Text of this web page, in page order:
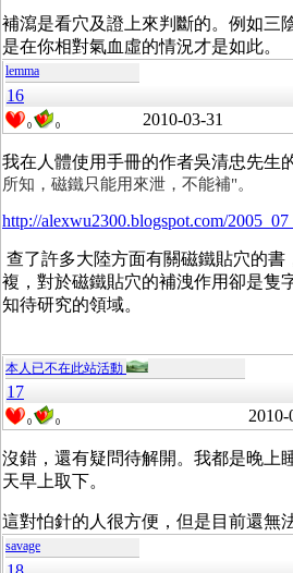
補瀉是看穴及證上來判斷的。例如三
是在你相對氣血虛的情況才是如此。
lemma
16
0 0 2010-03-31
我在人體使用手冊的作者吳清忠先生
所知，磁鐵只能用來泄，不能補"。
http://alexwu2300.blogspot.com/
查了許多大陸方面有關磁鐵貼穴的書
複，對於磁鐵貼穴的補洩作用卻是隻
知待研究的領域。
本人已不在此站活動
17
0 0 2010-
沒錯，還有疑問待解開。我都是晚上
天早上取下。
這對怕針的人很方便，但是目前還無
savage